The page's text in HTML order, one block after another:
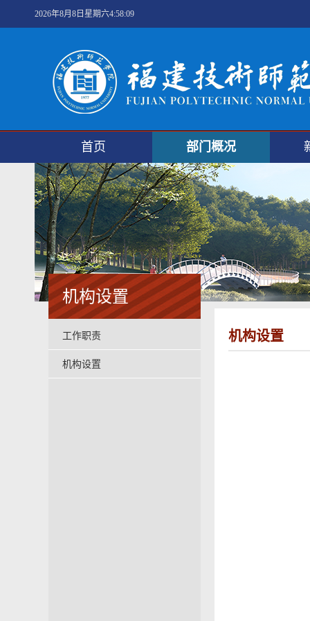
2026年8月8日星期六4:58:09
首页 部门概况
机构设置
工作职责
机构设置
机构设置